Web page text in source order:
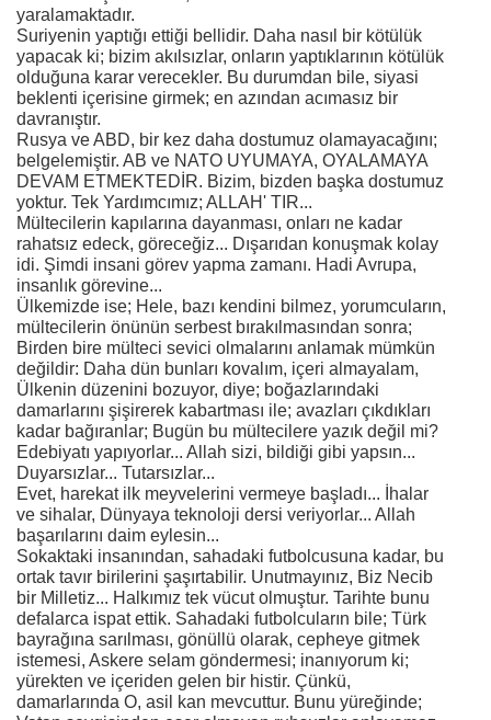
yaralamaktadır.
Suriyenin yaptığı ettiği bellidir. Daha nasıl bir kötülük
yapacak ki; bizim akılsızlar, onların yaptıklarının kötülük
olduğuna karar verecekler. Bu durumdan bile, siyasi
beklenti içerisine girmek; en azından acımasız bir
davranıştır.
Rusya ve ABD, bir kez daha dostumuz olamayacağını;
belgelemiştir. AB ve NATO UYUMAYA, OYALAMAYA
DEVAM ETMEKTEDİR. Bizim, bizden başka dostumuz
yoktur. Tek Yardımcımız; ALLAH' TIR...
Mültecilerin kapılarına dayanması, onları ne kadar
rahatsız edeck, göreceğiz... Dışarıdan konuşmak kolay
idi. Şimdi insani görev yapma zamanı. Hadi Avrupa,
insanlık görevine...
Ülkemizde ise; Hele, bazı kendini bilmez, yorumcuların,
mültecilerin önünün serbest bırakılmasından sonra;
Birden bire mülteci sevici olmalarını anlamak mümkün
değildir: Daha dün bunları kovalım, içeri almayalam,
Ülkenin düzenini bozuyor, diye; boğazlarındaki
damarlarını şişirerek kabartması ile; avazları çıkdıkları
kadar bağıranlar; Bugün bu mültecilere yazık değil mi?
Edebiyatı yapıyorlar... Allah sizi, bildiği gibi yapsın...
Duyarsızlar... Tutarsızlar...
Evet, harekat ilk meyvelerini vermeye başladı... İhalar
ve sihalar, Dünyaya teknoloji dersi veriyorlar... Allah
başarılarını daim eylesin...
Sokaktaki insanından, sahadaki futbolcusuna kadar, bu
ortak tavır birilerini şaşırtabilir. Unutmayınız, Biz Necib
bir Milletiz... Halkımız tek vücut olmuştur. Tarihte bunu
defalarca ispat ettik. Sahadaki futbolcuların bile; Türk
bayrağına sarılması, gönüllü olarak, cepheye gitmek
istemesi, Askere selam göndermesi; inanıyorum ki;
yürekten ve içeriden gelen bir histir. Çünkü,
damarlarında O, asil kan mevcuttur. Bunu yüreğinde;